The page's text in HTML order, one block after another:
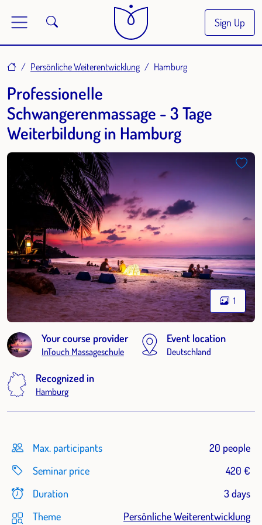
Sign Up
HomePersönliche Weiterentwicklung Hamburg
Professionelle
Schwangerenmassage - 3 Tage
Weiterbildung in Hamburg
1
Your course provider
InTouch Massageschule
Event location
Deutschland
Recognized in
Hamburg
Max. participants
20 people
Seminar price
420 €
Duration
3 days
Theme
Persönliche Weiterentwicklung